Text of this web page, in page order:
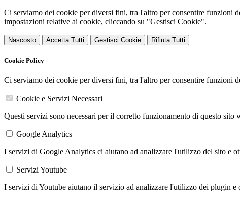
Ci serviamo dei cookie per diversi fini, tra l'altro per consentire funzioni
impostazioni relative ai cookie, cliccando su "Gestisci Cookie".
Nascosto Accetta Tutti Gestisci Cookie Rifiuta Tutti
Cookie Policy
Ci serviamo dei cookie per diversi fini, tra l'altro per consentire funzioni
Cookie e Servizi Necessari
Questi servizi sono necessari per il corretto funzionamento di questo sito
Google Analytics
I servizi di Google Analytics ci aiutano ad analizzare l'utilizzo del sito e
Servizi Youtube
I servizi di Youtube aiutano il servizio ad analizzare l'utilizzo dei plugin